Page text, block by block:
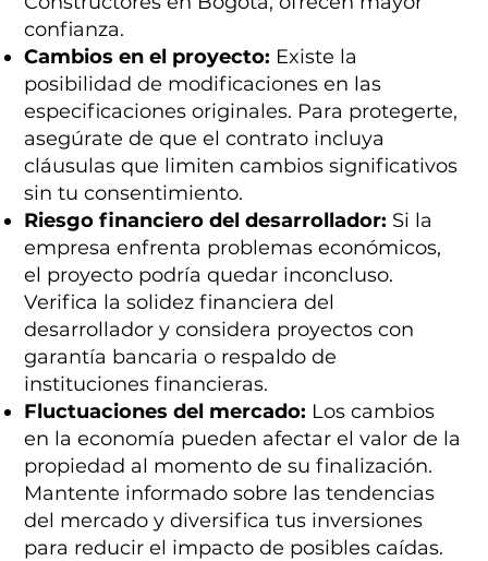
confianza.
Cambios en el proyecto: Existe la
posibilidad de modificaciones en las
especificaciones originales. Para protegerte,
asegúrate de que el contrato incluya
cláusulas que limiten cambios significativos
sin tu consentimiento.
Riesgo financiero del desarrollador: Si la
empresa enfrenta problemas económicos,
el proyecto podría quedar inconcluso.
Verifica la solidez financiera del
desarrollador y considera proyectos con
garantía bancaria o respaldo de
instituciones financieras.
Fluctuaciones del mercado: Los cambios
en la economía pueden afectar el valor de la
propiedad al momento de su finalización.
Mantente informado sobre las tendencias
del mercado y diversifica tus inversiones
para reducir el impacto de posibles caídas.